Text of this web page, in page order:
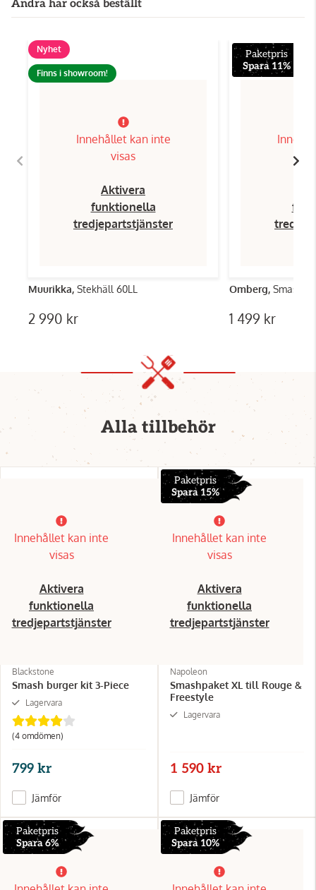
Andra har också beställt
Nyhet
Finns i showroom!
Innehållet kan inte
visas
Aktivera
funktionella
tredjepartstjänster
Muurikka, Stekhäll 60LL
2 990 kr
Paketpris
Spara 11%
Omberg,
1 499 kr
Alla tillbehör
Innehållet kan inte
visas
Aktivera
funktionella
tredjepartstjänster
Blackstone
Smash burger kit 3-Piece
Lagervara
(4 omdömen)
799 kr
Jämför
Paketpris
Spara 15%
Innehållet kan inte
visas
Aktivera
funktionella
tredjepartstjänster
Napoleon
Smashpaket XL till Rouge &
Freestyle
Lagervara
1 590 kr
Jämför
Paketpris
Spara 6%
Paketpris
Spara 10%